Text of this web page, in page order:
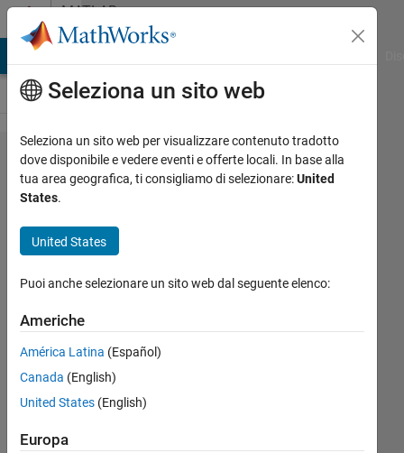
Vai al contenutoMATLAB
Answers
Which is
the x, y and
component
force?
Lisa
5 Mag
2022
Risposta
Seleziona un sito web
Seleziona un sito web per visualizzare contenuto tradotto
dove disponibile e vedere eventi e offerte locali. In base alla
tua area geografica, ti consigliamo di selezionare:United
States.
United States
Puoi anche selezionare un sito web dal seguente elenco:
Americhe
América Latina (Español)
Canada (English)
United States (English)
Europa